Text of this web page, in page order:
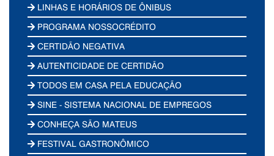
LINHAS E HORÁRIOS DE ÔNIBUS
PROGRAMA NOSSOCRÉDITO
CERTIDÃO NEGATIVA
AUTENTICIDADE DE CERTIDÃO
TODOS EM CASA PELA EDUCAÇÃO
SINE - SISTEMA NACIONAL DE EMPREGOS
CONHEÇA SÃO MATEUS
FESTIVAL GASTRONÔMICO